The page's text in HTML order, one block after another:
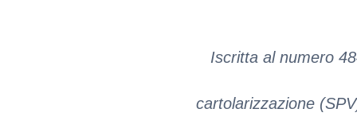
Iscritta al numero
cartolarizzazione